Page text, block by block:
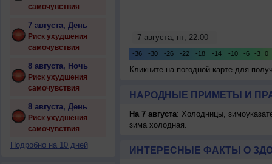
самочувствия
7 августа, День
Риск ухудшения
самочувствия
8 августа, Ночь
Риск ухудшения
самочувствия
8 августа, День
Риск ухудшения
самочувствия
Подробно на 10 дней
Кликните на погодной карте для
НАРОДНЫЕ ПРИМЕТЫ И
На 7 августа: Холодницы,
зима холодная.
ИНТЕРЕСНЫЕ ФАКТЫ О